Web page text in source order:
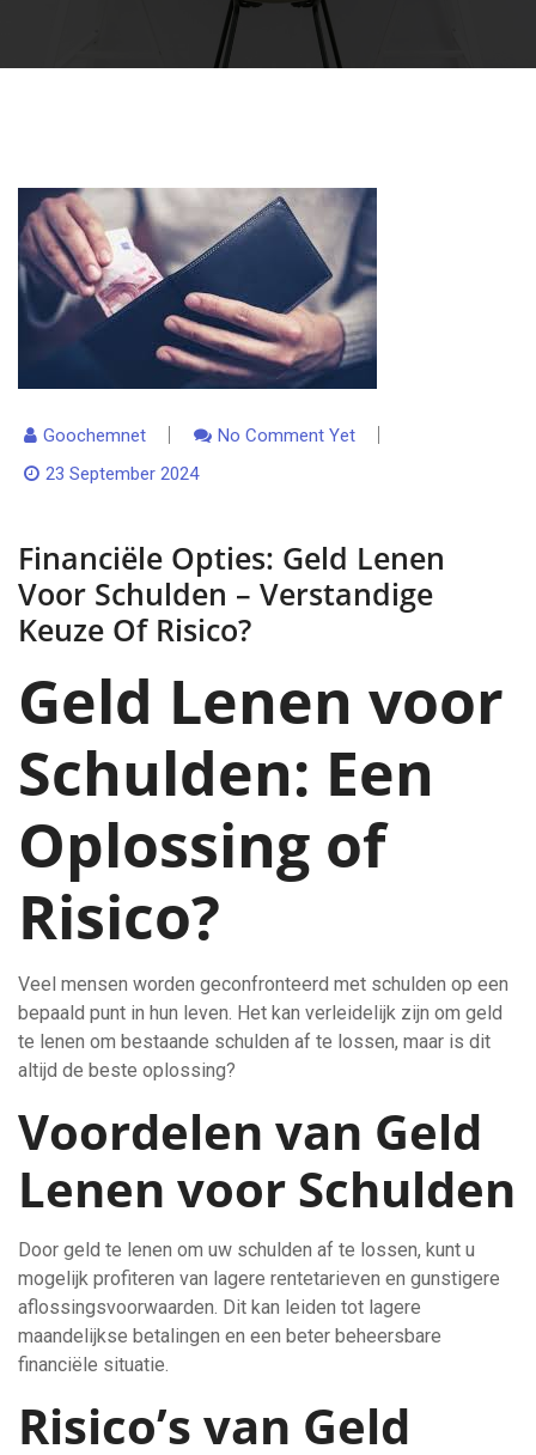
Goochemnet
No Comment Yet
23 September 2024
Financiële Opties: Geld Lenen
Voor Schulden – Verstandige
Keuze Of Risico?
Geld Lenen voor
Schulden: Een
Oplossing of
Risico?
Veel mensen worden geconfronteerd met schulden op een
bepaald punt in hun leven. Het kan verleidelijk zijn om geld
te lenen om bestaande schulden af te lossen, maar is dit
altijd de beste oplossing?
Voordelen van Geld
Lenen voor Schulden
Door geld te lenen om uw schulden af te lossen, kunt u
mogelijk profiteren van lagere rentetarieven en gunstigere
aflossingsvoorwaarden. Dit kan leiden tot lagere
maandelijkse betalingen en een beter beheersbare
financiële situatie.
Risico’s van Geld